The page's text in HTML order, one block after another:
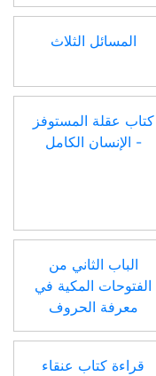
المسائل الثلاث
كتاب عقلة المستوفز
- الإنسان الكامل
الباب الثاني من
الفتوحات المكية في
معرفة الحروف
قراءة كتاب عنقاء